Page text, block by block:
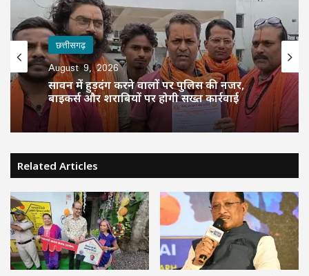
छत्तीसगढ़
August 9, 2026
सावन में हुड़दंग करने वालों पर पुलिस की नजर,
बाइकर्स और शराबियों पर होगी सख्त कार्रवाई
Related Articles